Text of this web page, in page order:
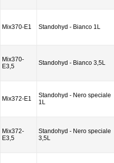
Mix370-E1 Standohyd - Bianco 1L
Mix370-
E3,5
Standohyd - Bianco 3,5L
Mix372-E1
Standohyd - Nero speciale
1L
Mix372-
E3,5
Standohyd - Nero speciale
3,5L